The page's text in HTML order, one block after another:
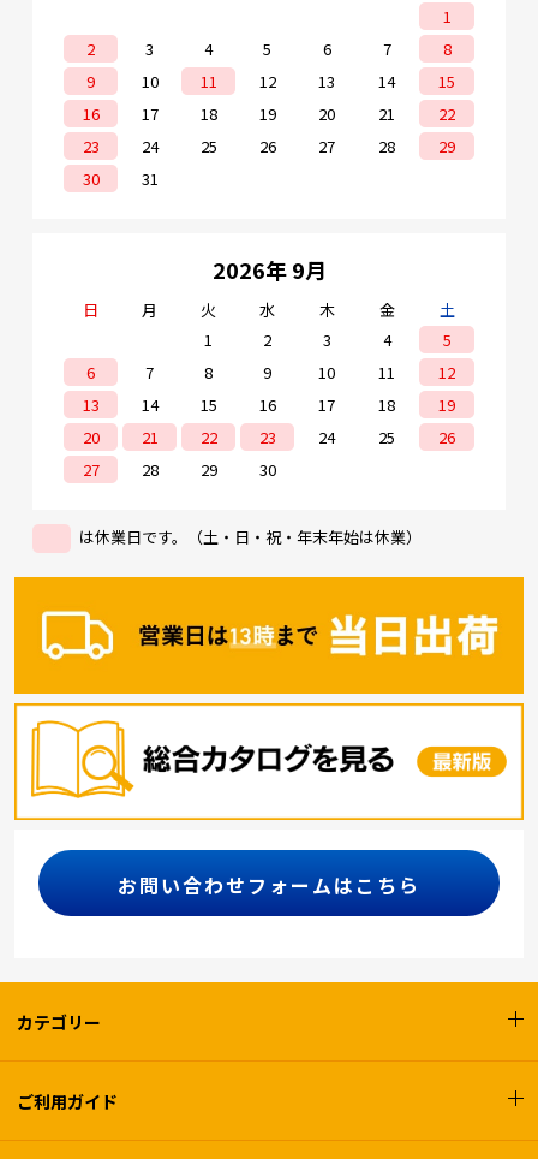
1
2
3 4 5 6 7
8
9
10 11 12 13 14
15
16
17 18 19 20 21
22
23
24 25 26 27 28
29
30
31
2026年 9月
日 月 火 水 木 金
土
1
2 3 4
5
6
7 8 9 10 11
12
13
14 15 16 17 18
19
20
21 22 23 24 25
26
27
28 29 30
は休業日です。（土・日・祝・年末年始は休業）
お問い合わせフォームはこちら
カテゴリー
ご利用ガイド